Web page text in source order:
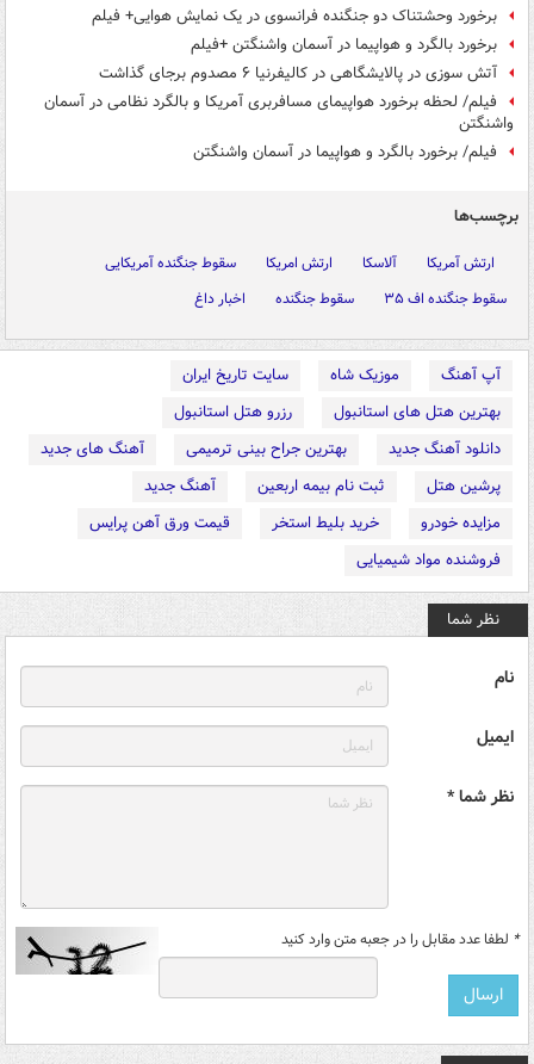
برخورد وحشتناک دو جنگنده فرانسوی در یک نمایش هوایی+ فیلم
برخورد بالگرد و هواپیما در آسمان واشنگتن +فیلم
آتش سوزی در پالایشگاهی در کالیفرنیا ۶ مصدوم برجای گذاشت
فیلم/ لحظه برخورد هواپیمای مسافربری آمریکا و بالگرد نظامی در آسمان
واشنگتن
فیلم/ برخورد بالگرد و هواپیما در آسمان واشنگتن
برچسب‌ها
ارتش آمریکا آلاسکا ارتش امریکا
سقوط جنگنده آمریکایی
سقوط جنگنده اف ۳۵
سقوط جنگنده اخبار داغ
آپ آهنگ موزیک شاه
سایت تاریخ ایران
بهترین هتل های استانبول
رزرو هتل استانبول
دانلود آهنگ جدید
بهترین جراح بینی ترمیمی
آهنگ های جدید
پرشین هتل
ثبت نام بیمه اربعین
آهنگ جدید
مزایده خودرو
خرید بلیط استخر
قیمت ورق آهن پرایس
فروشنده مواد شیمیایی
نظر شما
نام
ایمیل
نظر شما *
* لطفا عدد مقابل را در جعبه متن وارد کنید